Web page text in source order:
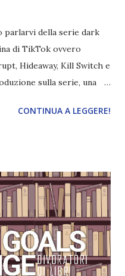
della serie dark
di TikTok ovvero
Hideaway, Kill Switch e
sulla serie, una
libri singoli. I libri sono in
: Penelope Douglas
Editori
Laura Lancini
È il fratello maggiore del
dell'orrore che guardi
forte, e assolutamente
CONTINUA A LEGGERE!